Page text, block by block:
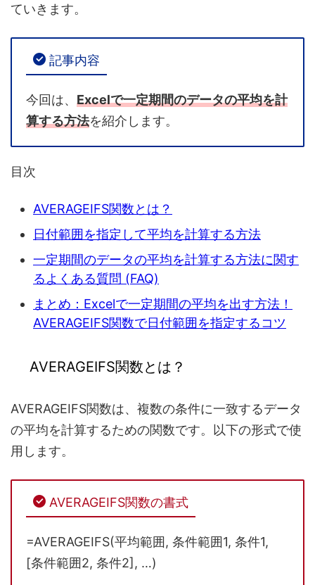
ていきます。
記事内容
今回は、 Excelで一定期間のデータの平均を計
算する方法を紹介します。
目次
AVERAGEIFS関数とは？
日付範囲を指定して平均を計算する方法
一定期間のデータの平均を計算する方法に関す
るよくある質問 (FAQ)
まとめ：Excelで一定期間の平均を出す方法！
AVERAGEIFS関数で日付範囲を指定するコツ
AVERAGEIFS関数とは？
AVERAGEIFS関数は、複数の条件に一致するデータ
の平均を計算するための関数です。以下の形式で使
用します。
AVERAGEIFS関数の書式
=AVERAGEIFS(平均範囲, 条件範囲1, 条件1,
[条件範囲2, 条件2], …)